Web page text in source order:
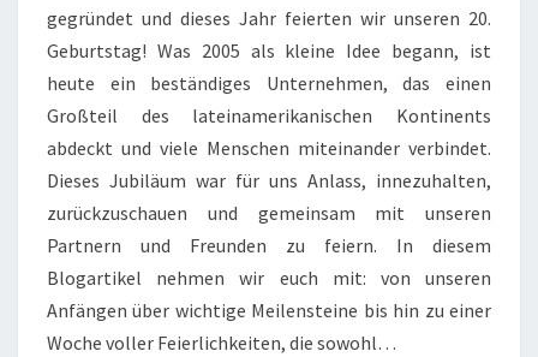
UBILÄUM!
gegründet und dieses Jahr feierten wir unseren 20.
Geburtstag! Was 2005 als kleine Idee begann, ist
heute ein beständiges Unternehmen, das einen
Großteil des lateinamerikanischen Kontinents
abdeckt und viele Menschen miteinander verbindet.
Dieses Jubiläum war für uns Anlass, innezuhalten,
zurückzuschauen und gemeinsam mit unseren
Partnern und Freunden zu feiern. In diesem
Blogartikel nehmen wir euch mit: von unseren
Anfängen über wichtige Meilensteine bis hin zu einer
Woche voller Feierlichkeiten, die sowohl…